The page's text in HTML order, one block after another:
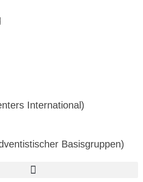
International)
Basisgruppen)